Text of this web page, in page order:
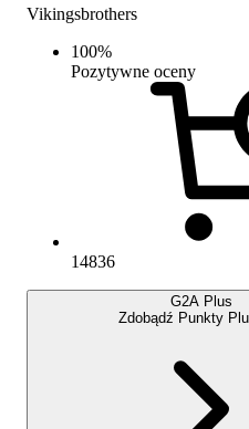
Vikingsbrothers
100%
Pozytywne oceny
14836
G2A Plus
Zdobądź Punkty